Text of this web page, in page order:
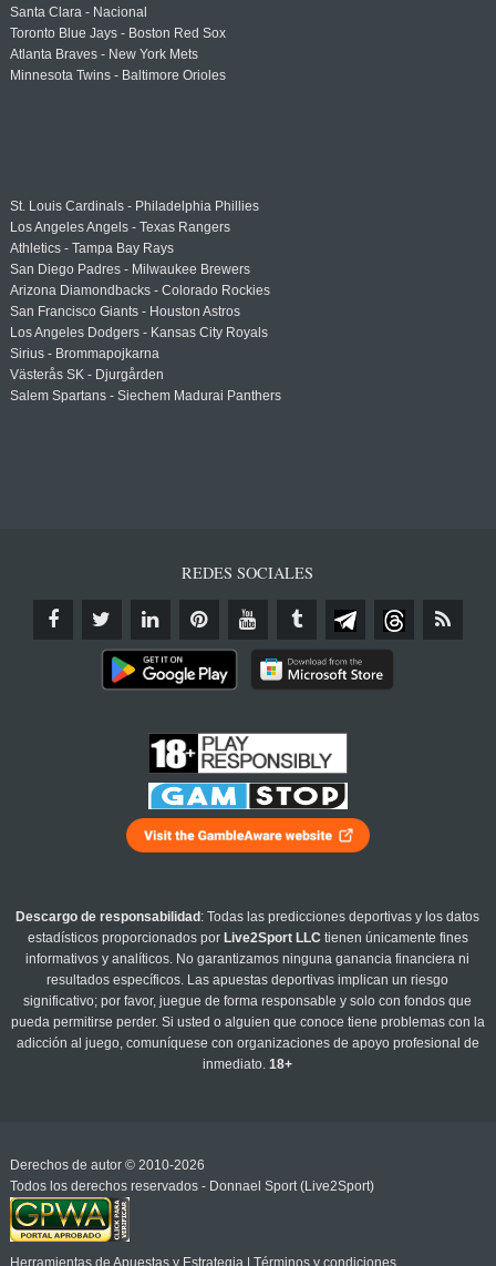
Santa Clara - Nacional
Toronto Blue Jays - Boston Red Sox
Atlanta Braves - New York Mets
Minnesota Twins - Baltimore Orioles
St. Louis Cardinals - Philadelphia Phillies
Los Angeles Angels - Texas Rangers
Athletics - Tampa Bay Rays
San Diego Padres - Milwaukee Brewers
Arizona Diamondbacks - Colorado Rockies
San Francisco Giants - Houston Astros
Los Angeles Dodgers - Kansas City Royals
Sirius - Brommapojkarna
Västerås SK - Djurgården
Salem Spartans - Siechem Madurai Panthers
REDES SOCIALES
Descargo de responsabilidad : Todas las predicciones deportivas y los datos
estadísticos proporcionados por Live2Sport LLC tienen únicamente fines
informativos y analíticos. No garantizamos ninguna ganancia financiera ni
resultados específicos. Las apuestas deportivas implican un riesgo
significativo; por favor, juegue de forma responsable y solo con fondos que
pueda permitirse perder. Si usted o alguien que conoce tiene problemas con la
adicción al juego, comuníquese con organizaciones de apoyo profesional de
inmediato.18+
Derechos de autor © 2010-2026
Todos los derechos reservados - Donnael Sport (Live2Sport)